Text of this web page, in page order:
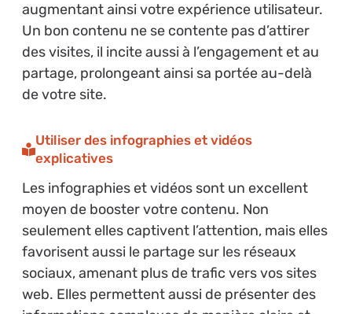
augmentant ainsi votre expérience utilisateur.
Un bon contenu ne se contente pas d’attirer
des visites, il incite aussi à l’engagement et au
partage, prolongeant ainsi sa portée au-delà
de votre site.
Utiliser des infographies et vidéos
explicatives
Les infographies et vidéos sont un excellent
moyen de booster votre contenu. Non
seulement elles captivent l’attention, mais elles
favorisent aussi le partage sur les réseaux
sociaux, amenant plus de trafic vers vos sites
web. Elles permettent aussi de présenter des